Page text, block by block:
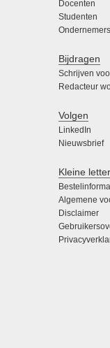
Docenten
Studenten
Ondernemers
Bijdragen
Schrijven
Redacteur
Volgen
LinkedIn
Nieuwsbrief
Kleine
Algemene
Disclaimer